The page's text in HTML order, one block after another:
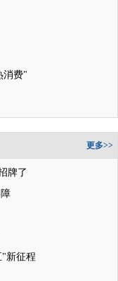
消费"
更多>>
牌了
"新征程